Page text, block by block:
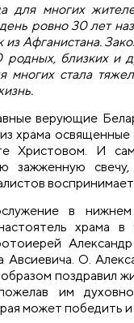
для многих
ровно 30 лет
из Афганистана.
близких и
многих стала
верующие
храма освященные
Христовом. И
зажженную
в
храма в
О.
поздравил
им
может победить и